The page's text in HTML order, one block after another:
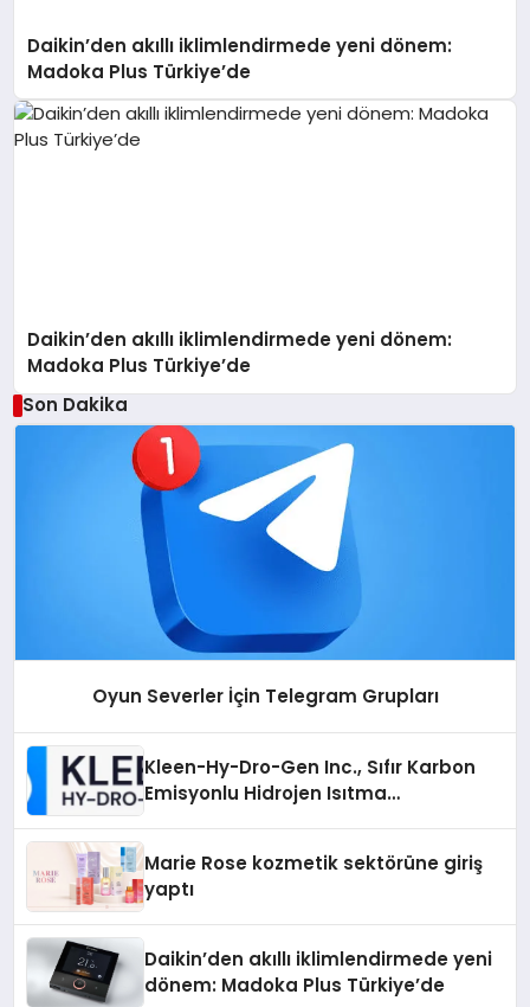
Daikin’den akıllı iklimlendirmede yeni dönem:
Madoka Plus Türkiye’de
Daikin’den akıllı iklimlendirmede yeni dönem:
Madoka Plus Türkiye’de
Son Dakika
Oyun Severler İçin Telegram Grupları
Kleen-Hy-Dro-Gen Inc., Sıfır Karbon
Emisyonlu Hidrojen Isıtma
Marie Rose kozmetik sektörüne giriş
yaptı
Daikin’den akıllı iklimlendirmede yeni
dönem: Madoka Plus Türkiye’de